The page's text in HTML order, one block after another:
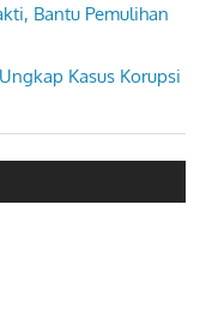
Bantu Pemulihan
Kasus Korupsi